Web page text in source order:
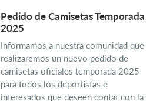
Pedido de Camisetas Temporada
2025
Informamos a nuestra comunidad que
realizaremos un nuevo pedido de
camisetas oficiales temporada 2025
para todos los deportistas e
interesados que deseen contar con la